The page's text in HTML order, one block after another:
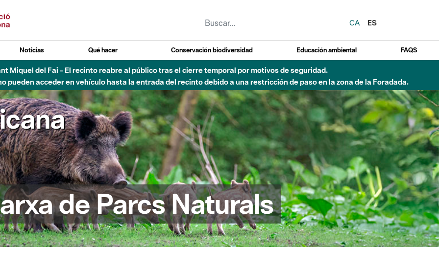
CA
ES
Noticias Qué hacer Conservación biodiversidad Educación ambiental FAQS
Besós - Activación de la Fase de Alerta del Parque Fluvial del Besòs por lluvias intensas.
Cerrados los accesos al Parque.
de Parcs Naturals